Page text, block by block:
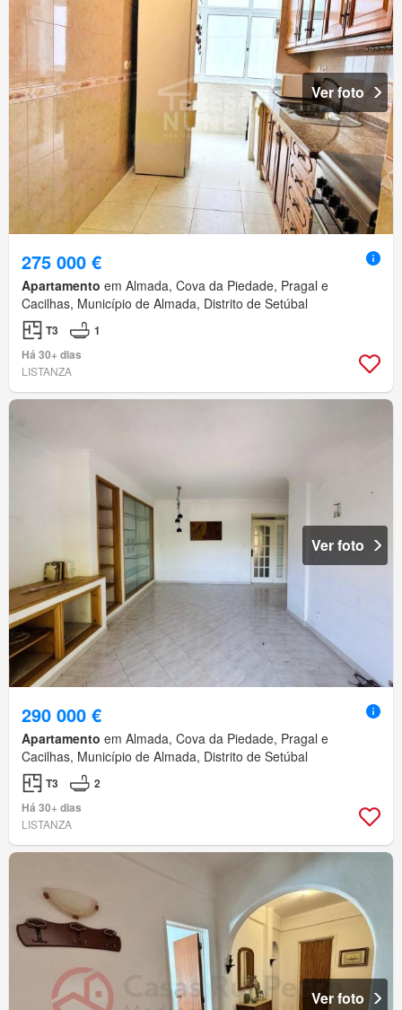
Ver foto
275 000 €
Apartamento em Almada, Cova da Piedade, Pragal e
Cacilhas, Município de Almada, Distrito de Setúbal
T3
1
Há 30+ dias
LISTANZA
Ver foto
290 000 €
Apartamento em Almada, Cova da Piedade, Pragal e
Cacilhas, Município de Almada, Distrito de Setúbal
T3
2
Há 30+ dias
LISTANZA
Ver foto